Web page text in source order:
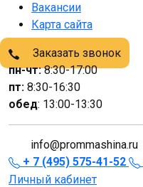
Вакансии
Карта сайта
Заказать звонок
пн-чт:8:30-17:00
пт: 8:30-16:30
обед: 13:00-13:30
info@prommashina.ru
+ 7 (495) 575-41-52
Личный кабинет